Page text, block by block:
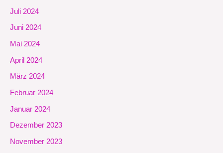
Juli 2024
Juni 2024
Mai 2024
April 2024
März 2024
Februar 2024
Januar 2024
Dezember 2023
November 2023